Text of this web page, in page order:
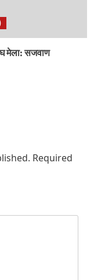
मेला: सजवाण
Required